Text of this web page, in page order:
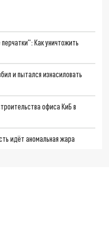
Как уничтожить
и пытался изнасиловать
офиса КиБ в
идёт аномальная жара